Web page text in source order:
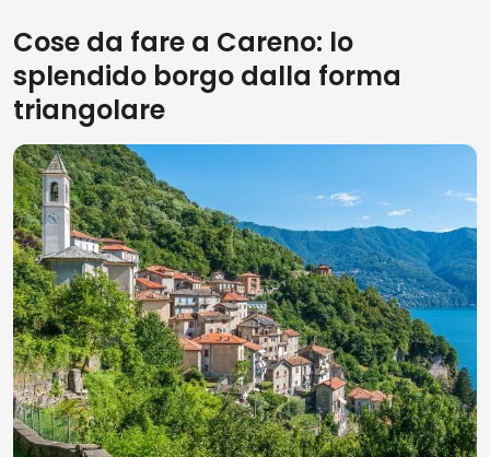
Cose da fare a Careno: lo
splendido borgo dalla forma
triangolare